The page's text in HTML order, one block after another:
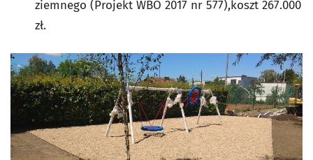
ziemnego (Projekt WBO 2017 nr 577),koszt 267.000
zł.